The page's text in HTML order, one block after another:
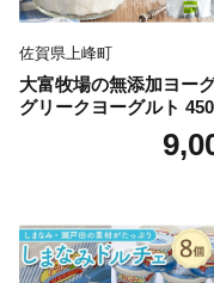
佐賀県上峰町
大富牧場の無添加ヨー
グリークヨーグルト